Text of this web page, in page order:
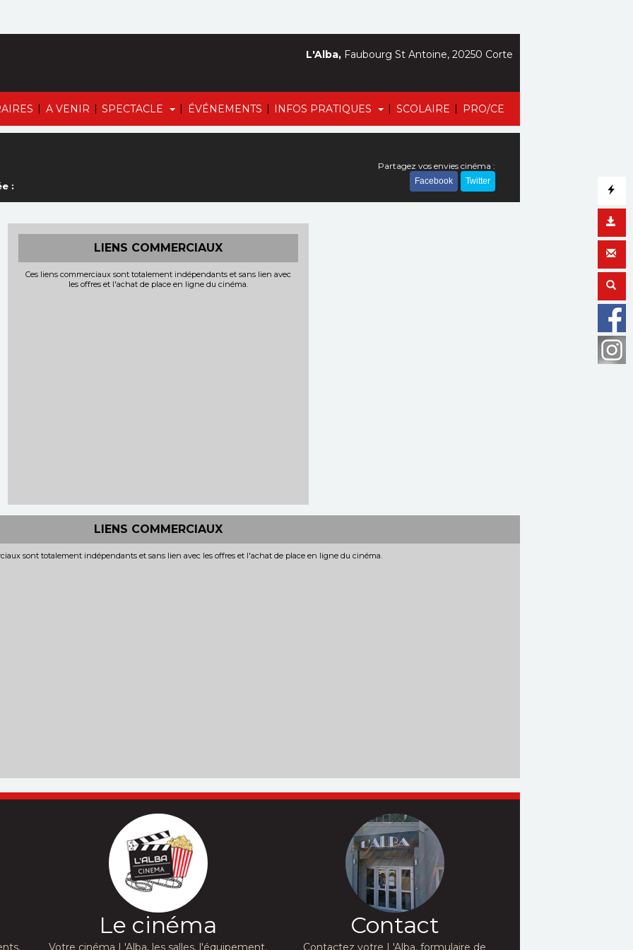
| A VENIR | SPECTACLE | ÉVÉNEMENTS | INFOS PRATIQUES | SCOLAIRE | PRO/CE
L'Alba, Faubourg St Antoine, 20250 Corte
:
Partagez vos envies cinéma :
Facebook Twitter
LIENS COMMERCIAUX
Ces liens commerciaux sont totalement indépendants et sans lien avec
les offres et l'achat de place en ligne du cinéma.
LIENS COMMERCIAUX
sont totalement indépendants et sans lien avec les offres et l'achat de place en ligne du cinéma.
Le cinéma
Votre cinéma L'Alba, les salles, l'équipement,
Contact
Contactez votre L'Alba, formulaire de